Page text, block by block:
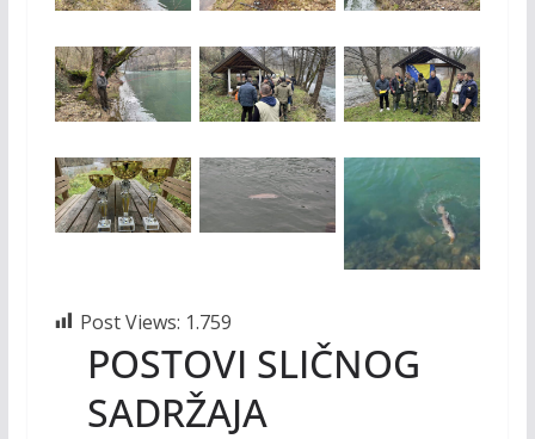
Post Views: 1.759
POSTOVI SLIČNOG
SADRŽAJA